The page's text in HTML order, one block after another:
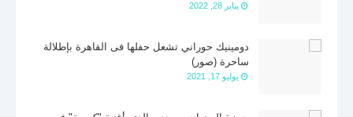
يناير 28, 2022
دومينيك حوراني تشعل حفلها فى القاهرة بإطلالة
ساحرة (صور)
يوليو 17, 2021